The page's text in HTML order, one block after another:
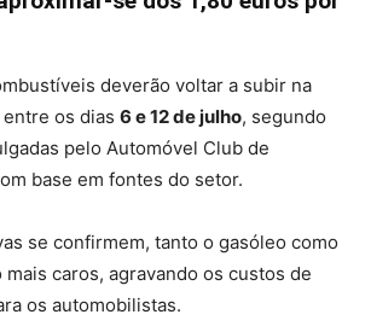
deverão voltar a subir na
os dias 6 e 12 de julho, segundo
pelo Automóvel Club de
base em fontes do setor.
se confirmem, tanto o gasóleo como
mais caros, agravando os custos de
os automobilistas.